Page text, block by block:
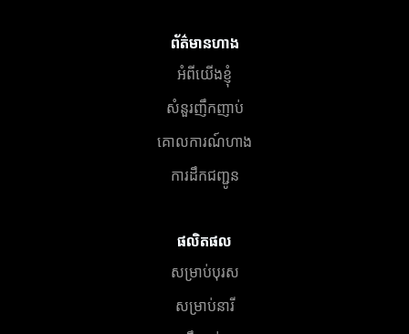
ព័ត៌មានហាង
អំពីយើងខ្ញុំ
សំនួរញឹកញាប់
គោលការណ៍ហាង
ការដឹកជញ្ជូន
ផលិតផល
សម្រាប់បុរស
សម្រាប់នារី